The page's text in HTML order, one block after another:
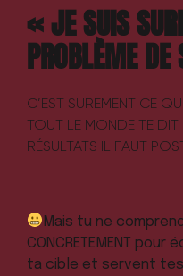
« JE SUIS
PROBLÈME
C’EST SUREMENT CE
TOUT LE MONDE TE
RÉSULTATS IL FAUT
Mais tu ne
CONCRETEMENT
ta cible et servent